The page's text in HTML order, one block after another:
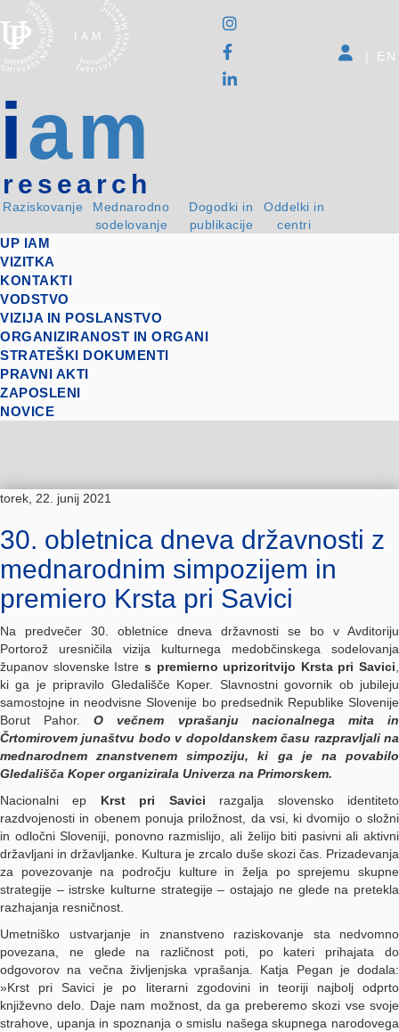
iam
research
Raziskovanje
Mednarodno
sodelovanje
Dogodki in
publikacije
Oddelki in
centri
| EN
UP IAM
VIZITKA
KONTAKTI
VODSTVO
VIZIJA IN POSLANSTVO
ORGANIZIRANOST IN ORGANI
STRATEŠKI DOKUMENTI
PRAVNI AKTI
ZAPOSLENI
NOVICE
torek, 22. junij 2021
30. obletnica dneva državnosti z
mednarodnim simpozijem in
premiero Krsta pri Savici
Na predvečer 30. obletnice dneva državnosti se bo v Avditoriju
Portorož uresničila vizija kulturnega medobčinskega sodelovanja
županov slovenske Istre s premierno uprizoritvijo Krsta pri Savici
ki ga je pripravilo Gledališče Koper. Slavnostni govornik ob jubileju
samostojne in neodvisne Slovenije bo predsednik Republike Slovenije
Borut Pahor.O večnem vprašanju nacionalnega mita in
Črtomirovem junaštvu bodo v dopoldanskem času razpravljali na
mednarodnem znanstvenem simpoziju, ki ga je na povabilo
Gledališča Koper organizirala Univerza na Primorskem.
Nacionalni ep Krst pri Savici razgalja slovensko identiteto
razdvojenosti in obenem ponuja priložnost, da vsi, ki dvomijo o složni
in odločni Sloveniji, ponovno razmislijo, ali želijo biti pasivni ali aktivni
državljani in državljanke. Kultura je zrcalo duše skozi čas. Prizadevanja
za povezovanje na področju kulture in želja po sprejemu skupne
strategije – istrske kulturne strategije – ostajajo ne glede na pretekla
razhajanja resničnost.
Umetniško ustvarjanje in znanstveno raziskovanje sta nedvomno
povezana, ne glede na različnost poti, po kateri prihajata do
odgovorov na večna življenjska vprašanja. Katja Pegan je dodala:
»Krst pri Savici je po literarni zgodovini in teoriji najbolj odprto
književno delo. Daje nam možnost, da ga preberemo skozi vse svoje
strahove, upanja in spoznanja o smislu našega skupnega narodovega